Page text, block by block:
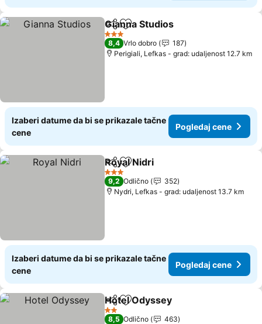
Deli Dodati u favorite
Gianna Studios
3 Zvezdice
8,4 Vrlo dobro
187
Perigiali, Lefkas - grad: udaljenost 12.7 km
Izaberi datume da bi se prikazale tačne
cene
Pogledaj cene
Deli Dodati u favorite
Royal Nidri
3 Zvezdice
9,2 Odlično
352
Nydri, Lefkas - grad: udaljenost 13.7 km
Izaberi datume da bi se prikazale tačne
cene
Pogledaj cene
Deli Dodati u favorite
Hotel Odyssey
2 Zvezdice
8,5 Odlično
463